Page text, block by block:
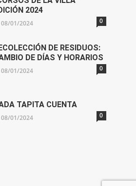
2024
08/01/2024 0
DE RESIDUOS:
DE DÍAS Y HORARIOS
08/01/2024 0
TAPITA CUENTA
08/01/2024 0